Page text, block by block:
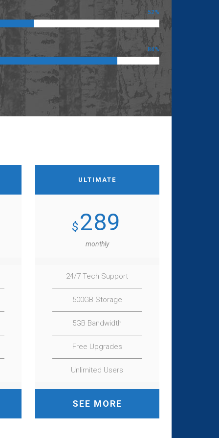
52
84
ULTIMATE
$ 289
monthly
24/7 Tech Support
500GB Storage
5GB Bandwidth
Free Upgrades
Unlimited Users
SEE MORE